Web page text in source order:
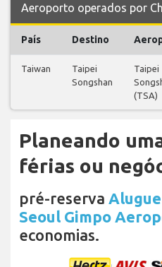
Aeroporto operados por
País Destino
Taiwan
Taipei
Songshan
Taipei
(TSA)
Planeando
férias ou
pré-reserva
Seoul Gimpo
economias.